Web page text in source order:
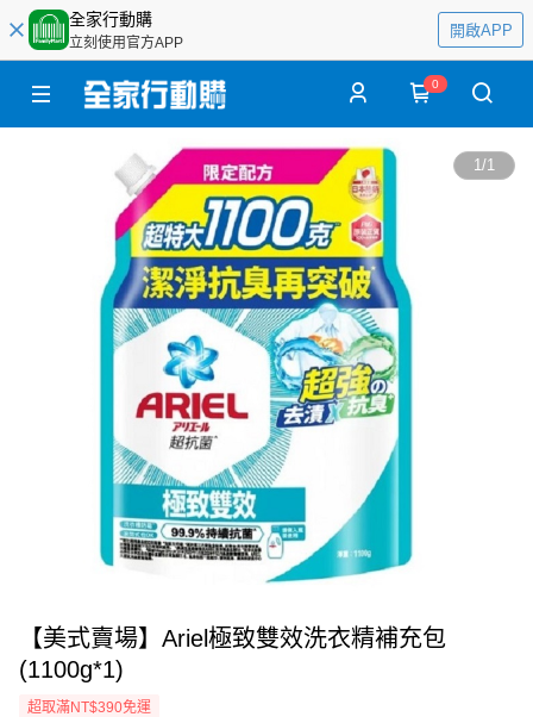
全家行動購
立刻使用官方APP
開啟APP
0
1/1
【美式賣場】Ariel極致雙效洗衣精補充包
(1100g*1)
超取滿NT$390免運